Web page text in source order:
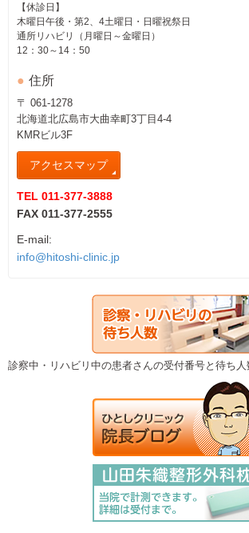
【休診日】
木曜日午後・第2、4土曜日・日曜祝祭日
通所リハビリ（月曜日～金曜日）
12：30～14：50
住所
〒 061-1278
北海道北広島市大曲幸町3丁目4-4
KMRビル3F
アクセスマップ
TEL 011-377-3888
FAX 011-377-2555
E-mail:
info@hitoshi-clinic.jp
診察中・リハビリ中の患者さんの受付番号と待ち人